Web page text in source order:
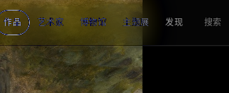
作品 艺术家 博物馆 主题展 发现 搜索